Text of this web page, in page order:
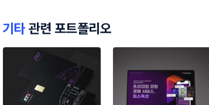
기타관련 포트폴리오